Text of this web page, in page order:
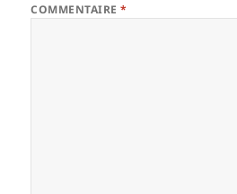
COMMENTAIRE*